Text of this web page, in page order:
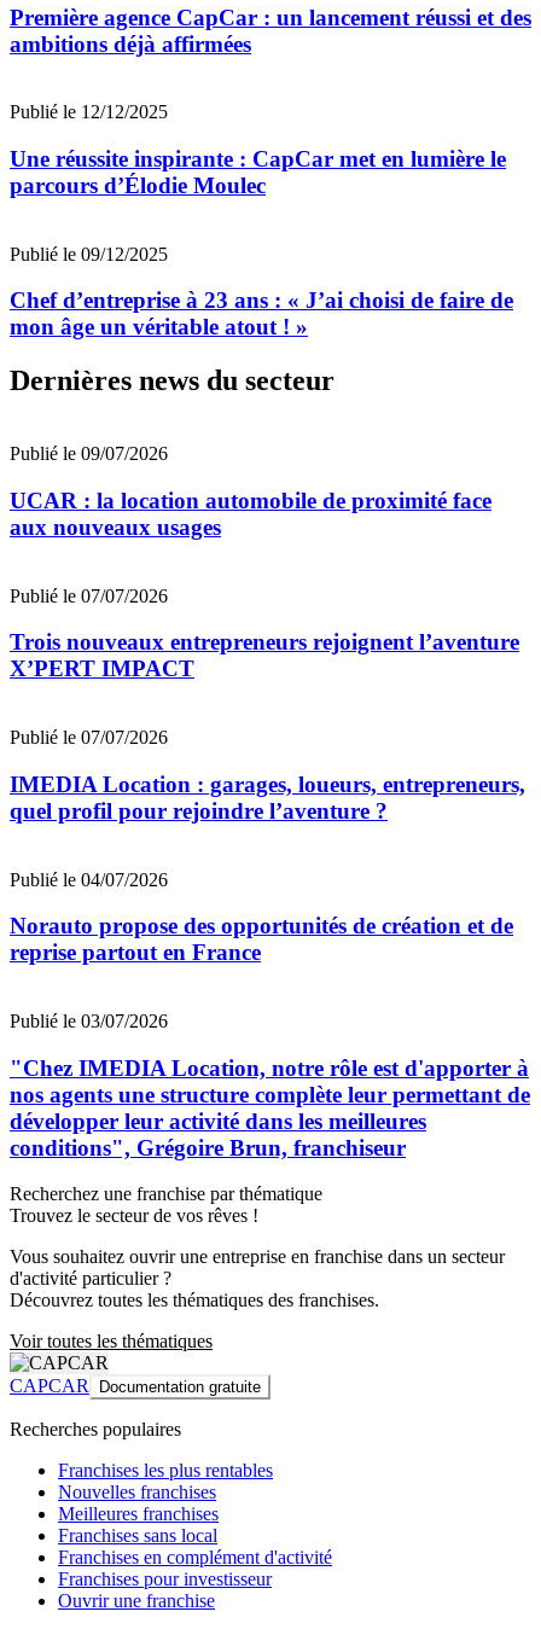
Première agence CapCar : un lancement réussi et des
ambitions déjà affirmées
Publié le 12/12/2025
Une réussite inspirante : CapCar met en lumière le
parcours d’Élodie Moulec
Publié le 09/12/2025
Chef d’entreprise à 23 ans : « J’ai choisi de faire de
mon âge un véritable atout ! »
Dernières news du secteur
Publié le 09/07/2026
UCAR : la location automobile de proximité face
aux nouveaux usages
Publié le 07/07/2026
Trois nouveaux entrepreneurs rejoignent l’aventure
X’PERT IMPACT
Publié le 07/07/2026
IMEDIA Location : garages, loueurs, entrepreneurs,
quel profil pour rejoindre l’aventure ?
Publié le 04/07/2026
Norauto propose des opportunités de création et de
reprise partout en France
Publié le 03/07/2026
"Chez IMEDIA Location, notre rôle est d'apporter à
nos agents une structure complète leur permettant de
développer leur activité dans les meilleures
conditions", Grégoire Brun, franchiseur
Recherchez une franchise par thématique
Trouvez le secteur de vos rêves !
Vous souhaitez ouvrir une entreprise en franchise dans un secteur
d'activité particulier ?
Découvrez toutes les thématiques des franchises.
Voir toutes les thématiques
CAPCAR Documentation gratuite
Recherches populaires
Franchises les plus rentables
Nouvelles franchises
Meilleures franchises
Franchises sans local
Franchises en complément d'activité
Franchises pour investisseur
Ouvrir une franchise